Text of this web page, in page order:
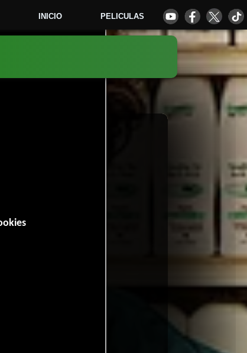
INICIO PELICULAS